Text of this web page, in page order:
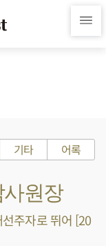
기타 어록
사원장
주자로 뛰어 [20